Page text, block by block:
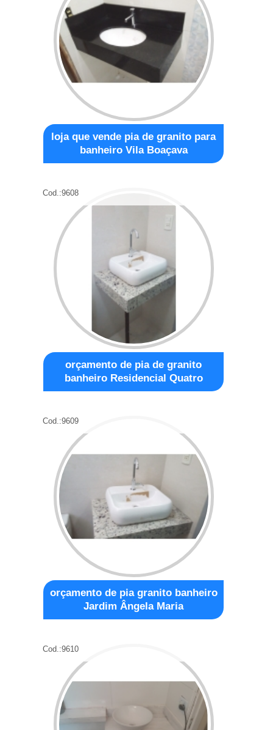
loja que vende pia de granito para
banheiro Vila Boaçava
Cod.:9608
orçamento de pia de granito
banheiro Residencial Quatro
Cod.:9609
orçamento de pia granito banheiro
Jardim Ângela Maria
Cod.:9610